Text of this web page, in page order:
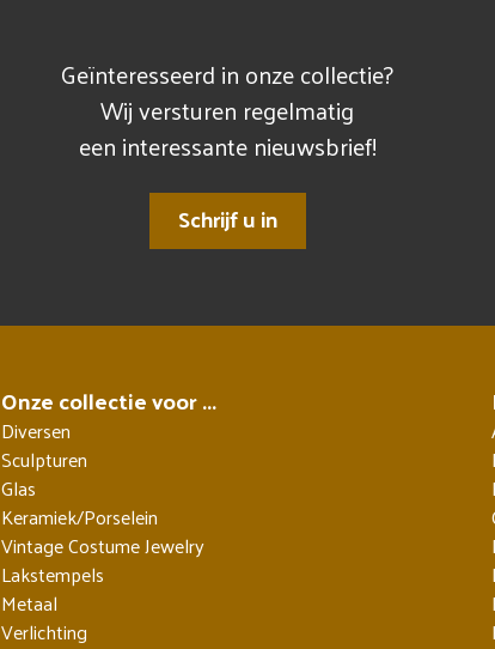
Geïnteresseerd in onze collectie?
Wij versturen regelmatig
een interessante nieuwsbrief!
Schrijf u in
Onze collectie voor ...
Diversen
Sculpturen
Glas
Keramiek/Porselein
Vintage Costume Jewelry
Lakstempels
Metaal
Verlichting